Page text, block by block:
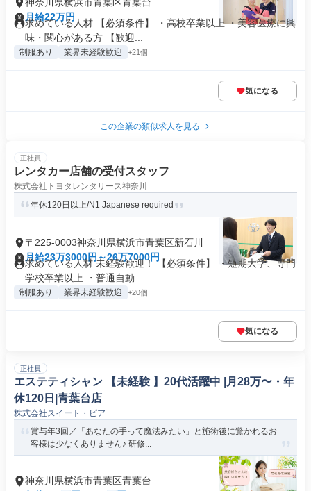
月給22万円
求めている人材 【必須条件】 ・高校卒業以上 ・美容医療に興
味・関心がある方 【歓迎...
制服あり 業界未経験歓迎 +21個
気になる
この企業の類似求人を見る
正社員
レンタカー店舗の受付スタッフ
株式会社トヨタレンタリース神奈川
年休120日以上/N1 Japanese required
〒225-0003神奈川県横浜市青葉区新石川
月給23万3000円～26万7000円
求めている人材 未経験歓迎！ 【必須条件】 ・短期大学、専門
学校卒業以上 ・普通自動...
制服あり 業界未経験歓迎 +20個
気になる
正社員
エステティシャン 【未経験 】20代活躍中 |月28万〜・年
休120日|青葉台店
株式会社スイート・ピア
賞与年3回／「あなたの手って魔法みたい」と施術後に驚かれるお
客様は少なくありません♪ 研修...
神奈川県横浜市青葉区青葉台